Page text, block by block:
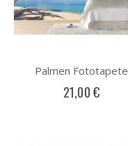
Palmen Fototapete
21,00 €